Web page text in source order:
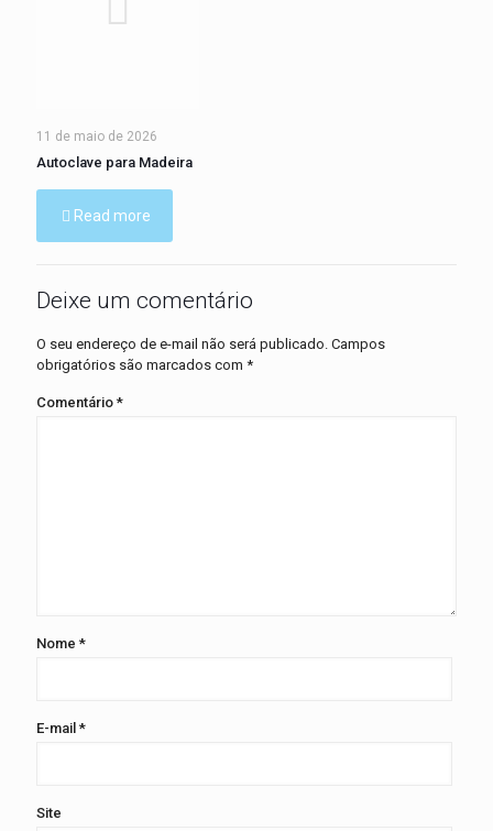
11 de maio de 2026
Autoclave para Madeira
Read more
Deixe um comentário
O seu endereço de e-mail não será publicado. Campos
obrigatórios são marcados com *
Comentário *
Nome *
E-mail *
Site